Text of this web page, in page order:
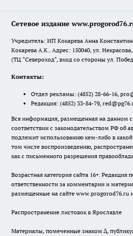
Сетевое издание
Учредитель: ИП Кокарева Анна
Кокарева А.К.. Адрес: 150040, ул.
(ТЦ "Североход", вход со стороны ул.
Контакты:
Отдел рекламы: (4852) 28-66-16,
Редакция: (4852) 33-84-79,
Вся информация, размещенная на данном
соответствии с законодательством РФ об
подлежит использованию кем-либо в
том числе воспроизведению,
как с письменного разрешения
Возрастная категория сайта 16+. Редакция
ответственности за комментарии и
размещенные на сайте www.progorod76.ru
Распространение листовок в Ярославле
Материалы, помеченные знаком ∆,